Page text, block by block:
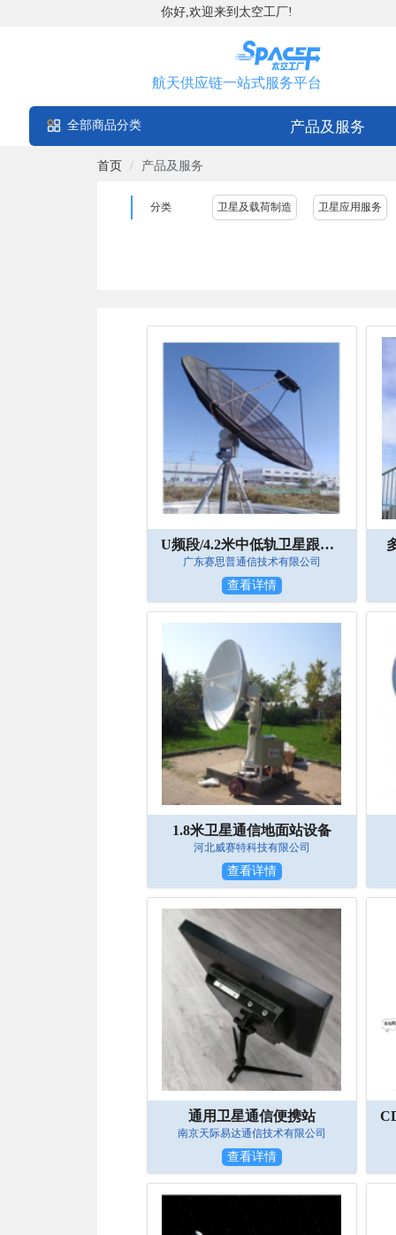
你好,欢迎来到太空工厂!
航天供应链一站式服务平台
全部商品分类 产品及服务
首页 / 产品及服务
分类 卫星及载荷制造 卫星应用服务
U频段/4.2米中低轨卫星跟踪数传站
广东赛思普通信技术有限公司
查看详情
1.8米卫星通信地面站设备
河北威赛特科技有限公司
查看详情
通用卫星通信便携站
南京天际易达通信技术有限公司
查看详情